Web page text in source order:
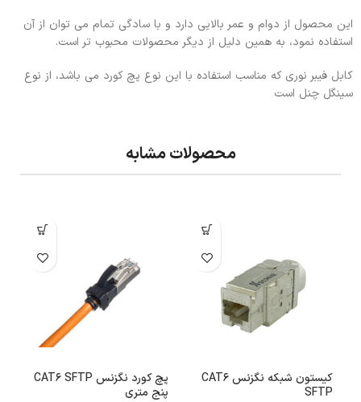
این محصول از دوام و عمر بالایی دارد و با سادگی تمام می توان از آن
استفاده نمود، به همین دلیل از دیگر محصولات محبوب تر است.
کابل فیبر نوری که مناسب استفاده با این نوع پچ کورد می باشد، از نوع
سینگل چنل است
محصولات مشابه
کیستون شبکه نگزنس CAT6
SFTP
پچ کورد نگزنس CAT6 SFTP
پنج متری